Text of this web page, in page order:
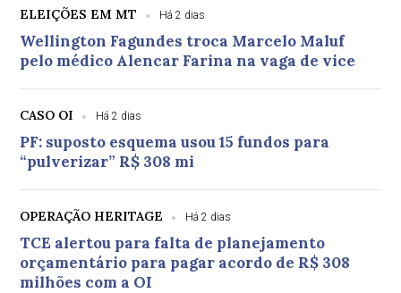
ELEIÇÕES EM MT Há 2 dias
Wellington Fagundes troca Marcelo Maluf
pelo médico Alencar Farina na vaga de vice
CASO OI Há 2 dias
PF: suposto esquema usou 15 fundos para
“pulverizar” R$ 308 mi
OPERAÇÃO HERITAGE Há 2 dias
TCE alertou para falta de planejamento
orçamentário para pagar acordo de R$ 308
milhões com a OI